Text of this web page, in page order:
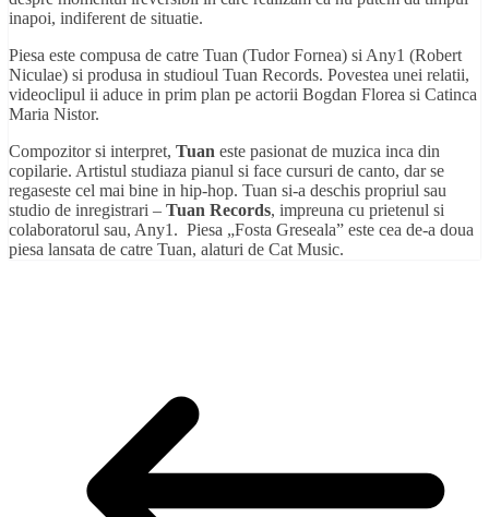
inapoi, indiferent de situatie.
Piesa este compusa de catre Tuan (Tudor Fornea) si Any1 (Robert
Niculae) si produsa in studioul Tuan Records. Povestea unei relatii,
videoclipul ii aduce in prim plan pe actorii Bogdan Florea si Catinca
Maria Nistor.
Compozitor si interpret, Tuan este pasionat de muzica inca din
copilarie. Artistul studiaza pianul si face cursuri de canto, dar se
regaseste cel mai bine in hip-hop. Tuan si-a deschis propriul sau
studio de inregistrari – Tuan Records, impreuna cu prietenul si
colaboratorul sau, Any1. Piesa „Fosta Greseala” este cea de-a doua
piesa lansata de catre Tuan, alaturi de Cat Music.